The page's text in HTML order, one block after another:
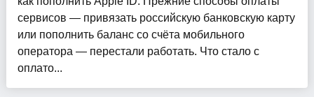
сервисов — привязать российскую банковскую карту
или пополнить баланс со счёта мобильного
оператора — перестали работать. Что стало с
оплато...